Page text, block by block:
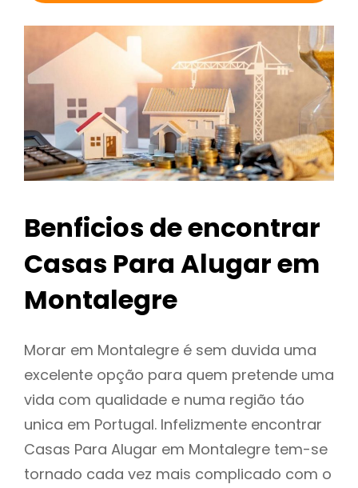
Benficios de encontrar
Casas Para Alugar em
Montalegre
Morar em Montalegre é sem duvida uma
excelente opção para quem pretende uma
vida com qualidade e numa região táo
unica em Portugal. Infelizmente encontrar
Casas Para Alugar em Montalegre tem-se
tornado cada vez mais complicado com o